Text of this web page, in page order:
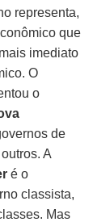
representa,
que
imediato
O
o
de
A
é o
classista,
Mas